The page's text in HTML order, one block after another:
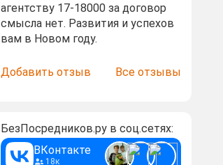
агентству 17-18000 за договор
смысла нет. Развития и успехов
вам в Новом году.
Добавить отзыв Все отзывы
БезПосредников.ру в соц.сетях:
ВКонтакте
18к